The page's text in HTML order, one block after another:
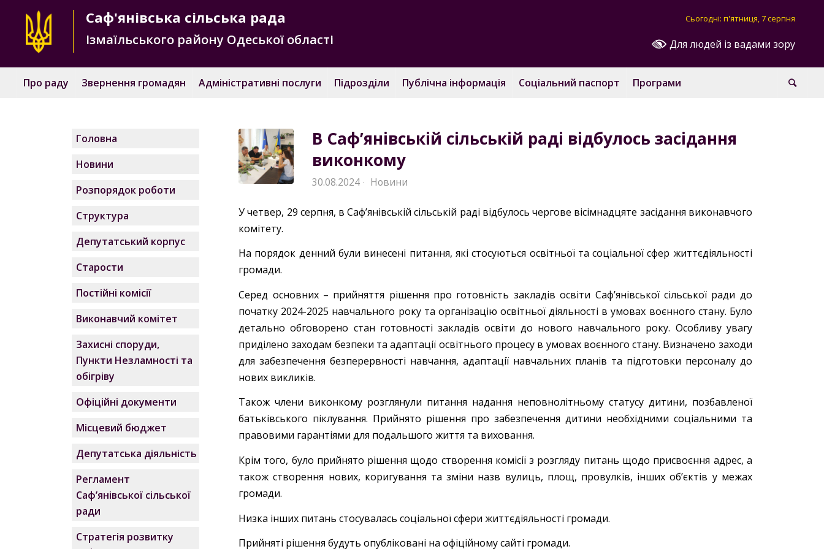
Для людей із вадами зору
Сьогодні: п'ятниця, 7 серпня
Саф'янівська сільська рада
Ізмаїльського району Одеської області
Про раду Звернення громадян Адміністративні послуги Підрозділи Публічна інформація Соціальний паспорт Програми
В Саф’янівській сільській раді відбулось засідання
виконкому
30.08.2024 · Новини
У четвер, 29 серпня, в Сафʼянівській сільській раді відбулось чергове вісімнадцяте засідання виконавчого
комітету.
На порядок денний були винесені питання, які стосуються освітньої та соціальної сфер життєдіяльності
громади.
Серед основних – прийняття рішення про готовність закладів освіти Саф’янівської сільської ради до
початку 2024-2025 навчального року та організацію освітньої діяльності в умовах воєнного стану. Було
детально обговорено стан готовності закладів освіти до нового навчального року. Особливу увагу
приділено заходам безпеки та адаптації освітнього процесу в умовах воєнного стану. Визначено заходи
для забезпечення безперервності навчання, адаптації навчальних планів та підготовки персоналу до
нових викликів.
Також члени виконкому розглянули питання надання неповнолітньому статусу дитини, позбавленої
батьківського піклування. Прийнято рішення про забезпечення дитини необхідними соціальними та
правовими гарантіями для подальшого життя та виховання.
Крім того, було прийнято рішення щодо створення комісії з розгляду питань щодо присвоєння адрес, а
також створення нових, коригування та зміни назв вулиць, площ, провулків, інших об’єктів у межах
громади.
Низка інших питань стосувалась соціальної сфери життєдіяльності громади.
Прийняті рішення будуть опубліковані на офіційному сайті громади.
Головна
Новини
Розпорядок роботи
Структура
Депутатський корпус
Старости
Постійні комісії
Виконавчий комітет
Захисні споруди,
Пункти Незламності та
обігріву
Офіційні документи
Місцевий бюджет
Депутатська діяльність
Регламент
Саф’янівської сільської
ради
Стратегія розвитку